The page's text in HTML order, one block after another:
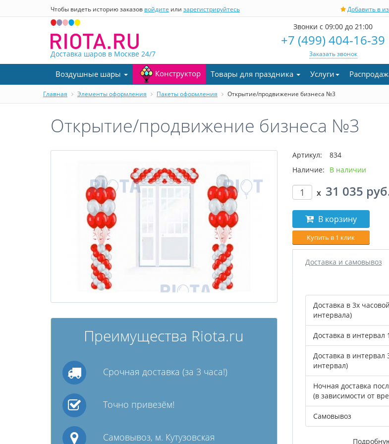
Чтобы видеть историю заказов войдите или зарегистрируйтесь Добавить в
Доставка шаров в Москве 24/7
Звонки с 09:00 до 21:00
+7 (499) 404-16-39
Заказать звонок
Воздушные шары Конструктор Товары для праздника Услуги
Главная Элементы оформления Пакеты оформления Открытие/продвижение бизнеса №3
Открытие/продвижение бизнеса №3
Преимущества Riota.ru
Срочная доставка (за 3 часа!)
Точно привезём!
Самовывоз, м. Кутузовская
Артикул:
834
Наличие:
В наличии
x 31 035
В корзину
Купить в 1 клик
Доставка и самовывоз
Доставка в 3х
интервала)
Доставка в интервал
Доставка в
интервал)
Ночная доставка
(в зависимости от
Самовывоз